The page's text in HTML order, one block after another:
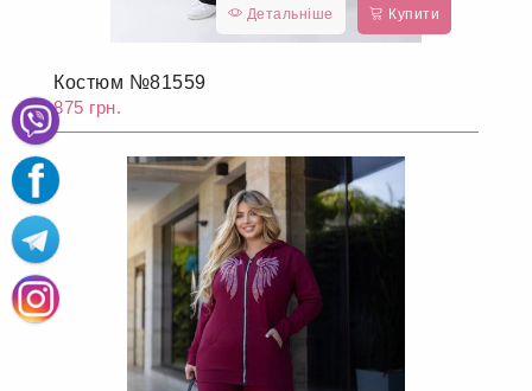
Детальніше Купити
Костюм №81559
875 грн.